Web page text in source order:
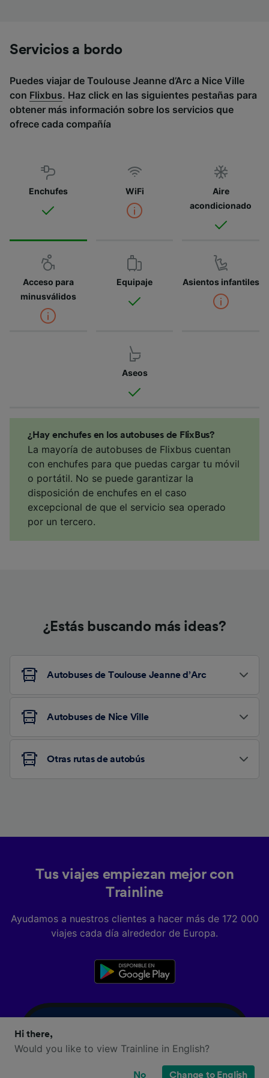
Servicios a bordo
Puedes viajar de Toulouse Jeanne d’Arc a Nice Ville
con Flixbus. Haz click en las siguientes pestañas para
obtener más información sobre los servicios que
ofrece cada compañía
Enchufes WiFi
Aire
acondicionado
Acceso para
minusválidos
Equipaje Asientos infantiles
Aseos
¿Hay enchufes en los autobuses de FlixBus?
La mayoría de autobuses de Flixbus cuentan
con enchufes para que puedas cargar tu móvil
o portátil. No se puede garantizar la
disposición de enchufes en el caso
excepcional de que el servicio sea operado
por un tercero.
¿Estás buscando más ideas?
Autobuses de Toulouse Jeanne d’Arc
Autobuses de Nice Ville
Otras rutas de autobús
Tus viajes empiezan mejor con
Trainline
Ayudamos a nuestros clientes a hacer más de 172 000
viajes cada día alrededor de Europa.
Hi there,
Would you like to view Trainline in English?
No Change to English